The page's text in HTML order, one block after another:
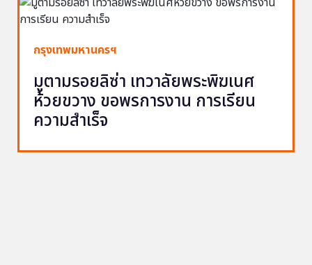
กรุงเทพมหานครฯ
มูตามรอยลิซ่า เทวาลัยพระพิฆเนศ
ห้วยขวาง ขอพรการงาน การเรียน
ความสำเร็จ